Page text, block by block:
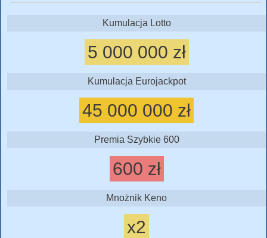
Kumulacja Lotto
5 000 000 zł
Kumulacja Eurojackpot
45 000 000 zł
Premia Szybkie 600
600 zł
Mnożnik Keno
x2